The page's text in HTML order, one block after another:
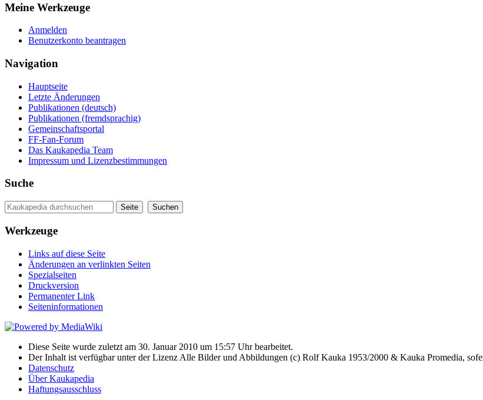
Meine Werkzeuge
Anmelden
Benutzerkonto beantragen
Navigation
Hauptseite
Letzte Änderungen
Publikationen (deutsch)
Publikationen (fremdsprachig)
Gemeinschaftsportal
FF-Fan-Forum
Das Kaukapedia Team
Impressum und Lizenzbestimmungen
Suche
Werkzeuge
Links auf diese Seite
Änderungen an verlinkten Seiten
Spezialseiten
Druckversion
Permanenter Link
Seiten­informationen
Diese Seite wurde zuletzt am 30. Januar 2010 um 15:57 Uhr bearbeitet.
Der Inhalt ist verfügbar unter der Lizenz Alle Bilder und Abbildungen (c) Rolf Kauka 1953/2000 & Kauka Promedia,
Datenschutz
Über Kaukapedia
Haftungsausschluss